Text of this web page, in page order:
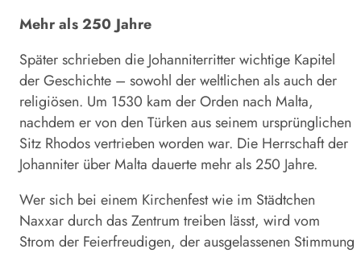
Mehr als 250 Jahre
Später schrieben die Johanniterritter wichtige Kapitel
der Geschichte – sowohl der weltlichen als auch der
religiösen. Um 1530 kam der Orden nach Malta,
nachdem er von den Türken aus seinem ursprünglichen
Sitz Rhodos vertrieben worden war. Die Herrschaft der
Johanniter über Malta dauerte mehr als 250 Jahre.
Wer sich bei einem Kirchenfest wie im Städtchen
Naxxar durch das Zentrum treiben lässt, wird vom
Strom der Feierfreudigen, der ausgelassenen Stimmung